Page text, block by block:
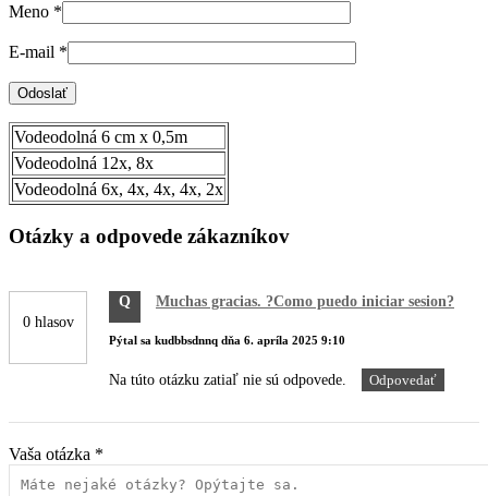
Meno *
E-mail *
Vodeodolná 6 cm x 0,5m
Vodeodolná 12x, 8x
Vodeodolná 6x, 4x, 4x, 4x, 2x
Otázky a odpovede zákazníkov
0 hlasov
Q Muchas gracias. ?Como puedo iniciar sesion?
Pýtal sa kudbbsdnnq dňa 6. apríla 2025 9:10
Na túto otázku zatiaľ nie sú odpovede. Odpovedať
Vaša otázka *